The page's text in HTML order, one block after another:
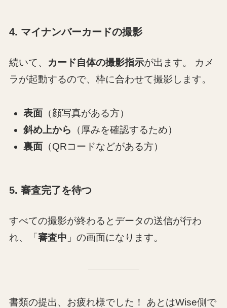
4. マイナンバーカードの撮影
続いて、 カード自体の撮影指示が出ます。 カメ
ラが起動するので、枠に合わせて撮影します。
表面 （顔写真がある方）
斜め上から
（厚みを確認するため）
裏面 （QRコードなどがある方）
5. 審査完了を待つ
すべての撮影が終わるとデータの送信が行わ
れ、「審査中 」の画面になります。
書類の提出、お疲れ様でした！ あとはWise側で